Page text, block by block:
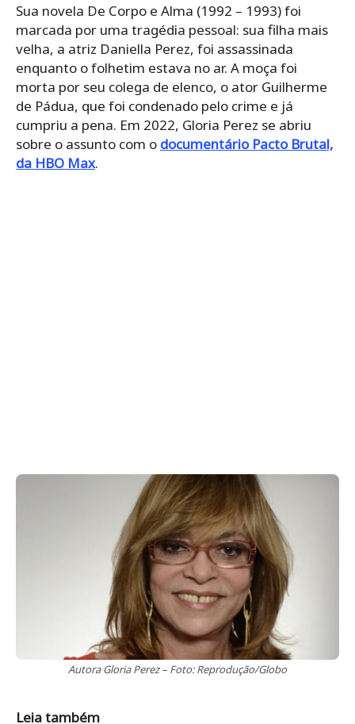
Sua novela De Corpo e Alma (1992 – 1993) foi
marcada por uma tragédia pessoal: sua filha mais
velha, a atriz Daniella Perez, foi assassinada
enquanto o folhetim estava no ar. A moça foi
morta por seu colega de elenco, o ator Guilherme
de Pádua, que foi condenado pelo crime e já
cumpriu a pena. Em 2022, Gloria Perez se abriu
sobre o assunto com o documentário Pacto Brutal,
da HBO Max.
Autora Gloria Perez – Foto: Reprodução/Globo
Leia também